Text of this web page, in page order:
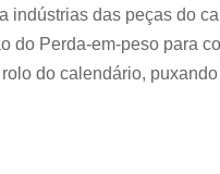
indústrias das peças do
do Perda-em-peso para
do calendário,